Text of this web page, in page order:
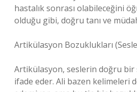
hastalık sonrası olabileceğini
olduğu gibi, doğru tanı ve
Artikülasyon Bozuklukları
Artikülasyon, seslerin doğru bir
ifade eder. Ali bazen kelimeleri